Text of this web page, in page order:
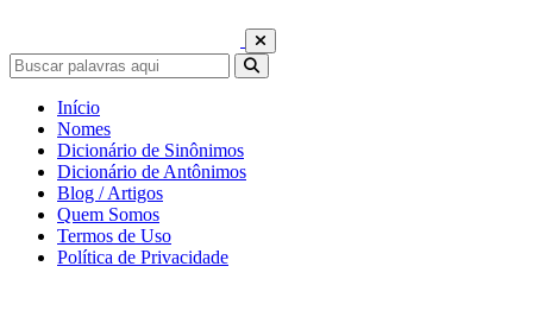
Início
Nomes
Dicionário de Sinônimos
Dicionário de Antônimos
Blog / Artigos
Quem Somos
Termos de Uso
Política de Privacidade